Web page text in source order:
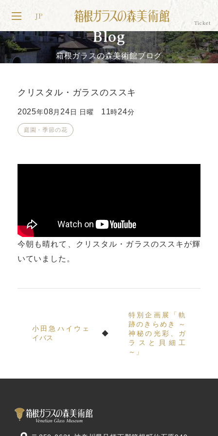
JP
Blog
箱根ガラスの森美術館ブログ
クリスタル・ガラスのススキ
2025年08 月 24 日 日曜 11時24分
庭園・季節の花
今朝も晴れて、クリスタル・ガラスのススキが輝
いていました。
小田急ハイウェ
イバス
特別企画展「軌
跡のきらめき ～
神秘の光彩、ガ
ラスと貝細工
～」